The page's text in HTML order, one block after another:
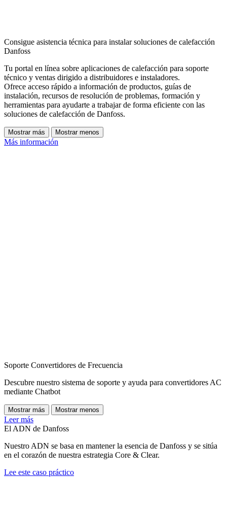
Consigue asistencia técnica para instalar soluciones de calefacción
Danfoss
Tu portal en línea sobre aplicaciones de calefacción para soporte
técnico y ventas dirigido a distribuidores e instaladores.
Ofrece acceso rápido a información de productos, guías de
instalación, recursos de resolución de problemas, formación y
herramientas para ayudarte a trabajar de forma eficiente con las
soluciones de calefacción de Danfoss.
Mostrar más Mostrar menos
Más información
Soporte Convertidores de Frecuencia
Descubre nuestro sistema de soporte y ayuda para convertidores AC
mediante Chatbot
Mostrar más Mostrar menos
Leer más
El ADN de Danfoss
Nuestro ADN se basa en mantener la esencia de Danfoss y se sitúa
en el corazón de nuestra estrategia Core & Clear.
Lee este caso práctico